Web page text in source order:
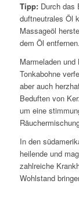
Tipp:Durch das
duftneutrales Öl
Massageöl
dem Öl entfernen.
Marmeladen
Tonkabohne
aber auch
Beduften von
um eine
In den
heilende und
zahlreiche
Wohlstand